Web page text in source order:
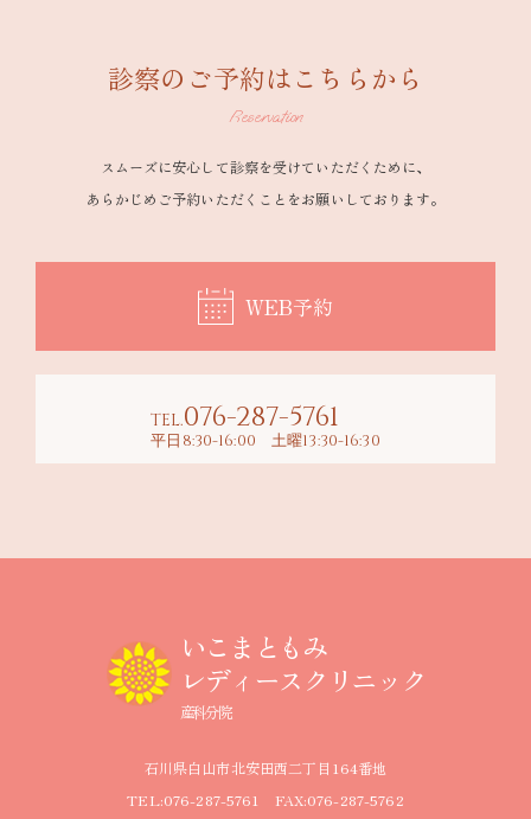
診察のご予約はこちらから
Reservation
スムーズに安心して診察を受けていただくために、
あらかじめご予約いただくことをお願いしております。
WEB予約
TEL.076-287-5761
平日8:30-16:00 土曜13:30-16:30
いこまともみ
レディースクリニック
産科分院
石川県白山市北安田西二丁目164番地
TEL:076-287-5761 FAX:076-287-5762